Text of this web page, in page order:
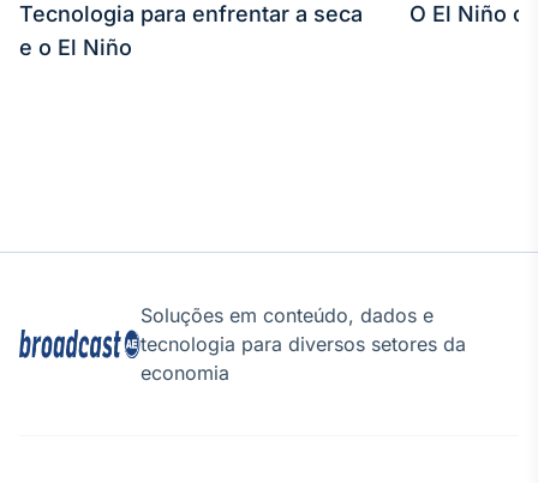
Tecnologia para enfrentar a seca
e o El Niño
O El Niño
Soluções em conteúdo, dados e
tecnologia para diversos setores da
economia